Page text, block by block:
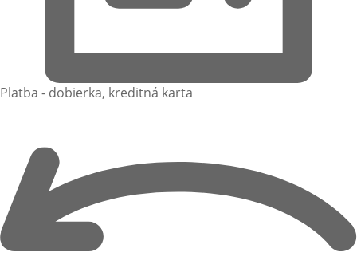
Platba - dobierka, kreditná karta